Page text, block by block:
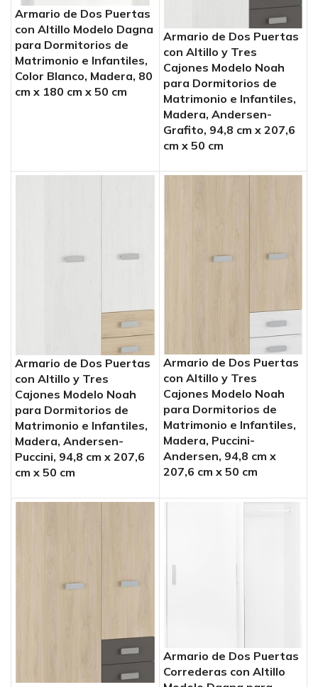
Armario de Dos Puertas
con Altillo Modelo Dagna
para Dormitorios de
Matrimonio e Infantiles,
Color Blanco, Madera, 80
cm x 180 cm x 50 cm
Armario de Dos Puertas
con Altillo y Tres
Cajones Modelo Noah
para Dormitorios de
Matrimonio e Infantiles,
Madera, Andersen-
Grafito, 94,8 cm x 207,6
cm x 50 cm
Armario de Dos Puertas
con Altillo y Tres
Cajones Modelo Noah
para Dormitorios de
Matrimonio e Infantiles,
Madera, Andersen-
Puccini, 94,8 cm x 207,6
cm x 50 cm
Armario de Dos Puertas
con Altillo y Tres
Cajones Modelo Noah
para Dormitorios de
Matrimonio e Infantiles,
Madera, Puccini-
Andersen, 94,8 cm x
207,6 cm x 50 cm
Armario de Dos Puertas
Correderas con Altillo